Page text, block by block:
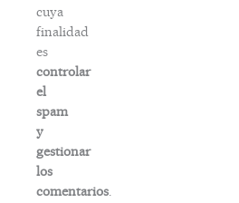
cuya
finalidad
es
controlar
el
spam
y
gestionar
los
comentarios.